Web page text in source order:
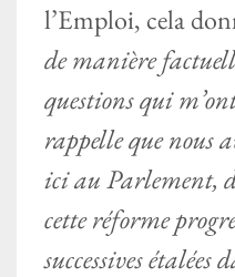
l’Emploi, cela
de manière
questions qui m’ont
rappelle que nous
ici au Parlement,
cette réforme
successives étalées